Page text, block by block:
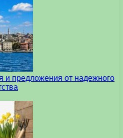
и предложения от надежного